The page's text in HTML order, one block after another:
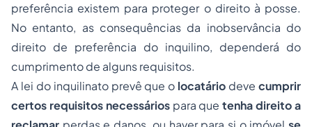
preferência existem para proteger o direito à posse.
No entanto, as consequências da inobservância do
direito de preferência do inquilino, dependerá do
cumprimento de alguns requisitos.
A lei do inquilinato prevê que o locatário devecumprir
certos requisitos necessáriospara quetenha direito a